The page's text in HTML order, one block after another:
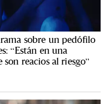
sobre un pedófilo
“Están en una
reacios al riesgo”